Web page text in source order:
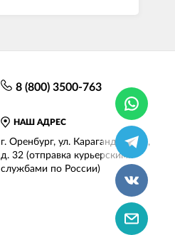
НАШ АДРЕС
г. Оренбург, ул. Карагандинская,
д. 32 (отправка курьерскими
службами по России)
8 (800) 3500-763